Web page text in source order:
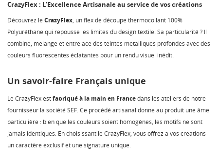
CrazyFlex : L'Excellence Artisanale au service de vos créations
Découvrez le CrazyFlex, un flex de découpe thermocollant 100%
Polyuréthane qui repousse les limites du design textile. Sa particularité ? Il
combine, mélange et entrelace des teintes métalliques profondes avec des
couleurs fluorescentes éclatantes pour un rendu visuel inédit.
Un savoir-faire Français unique
Le CrazyFlex estfabriqué à la main en Francedans les ateliers de notre
fournisseur la société SEF. Ce procédé artisanal donne au produit une âme
particulière : bien que les couleurs soient homogènes, les motifs ne sont
jamais identiques. En choisissant le CrazyFlex, vous offrez à vos créations
un caractère exclusif et une signature unique.